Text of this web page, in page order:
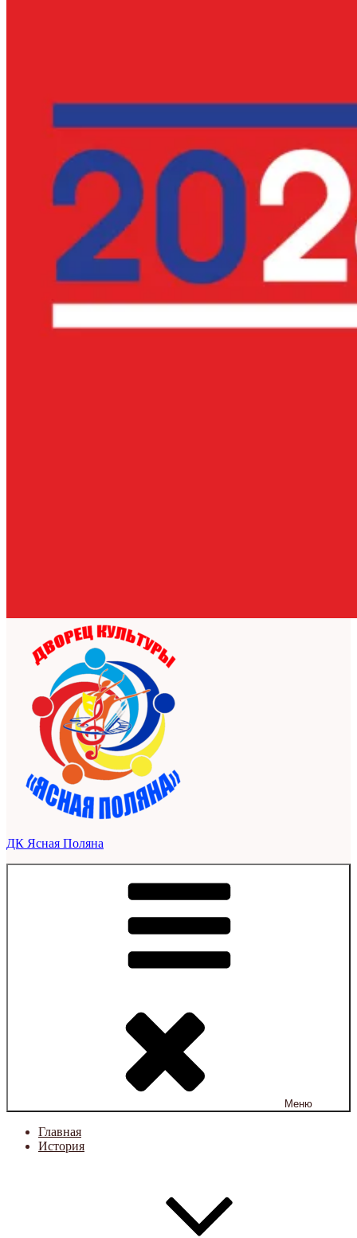
ДК Ясная Поляна
Меню
Главная
История